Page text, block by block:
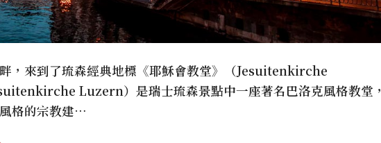
，來到了琉森經典地標《耶穌會教堂》（Jesuitenkirche
Luzern）是瑞士琉森景點中一座著名巴洛克風格教堂，
格的宗教建…